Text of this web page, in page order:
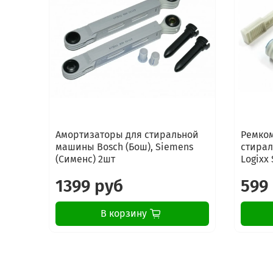
Амортизаторы для стиральной
машины Bosch (Бош), Siemens
(Сименс) 2шт
1399 руб
В корзину
Logixx
599